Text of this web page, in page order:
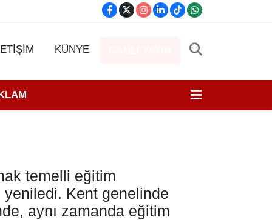
KÜNYE
temelli eğitim
yeniledi. Kent genelinde
aynı zamanda eğitim